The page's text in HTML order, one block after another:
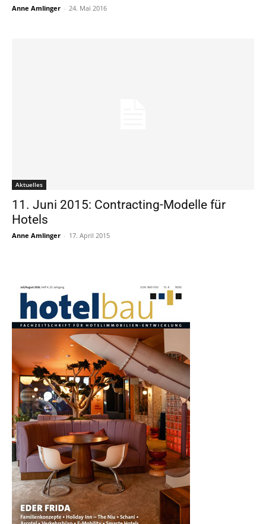
Anne Amlinger - 24. Mai 2016
Aktuelles
11. Juni 2015: Contracting-Modelle für
Hotels
Anne Amlinger - 17. April 2015